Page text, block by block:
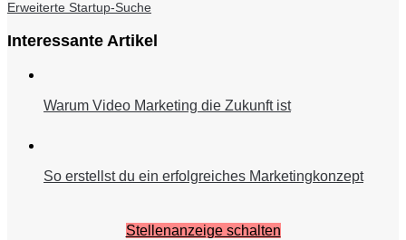
Erweiterte Startup-Suche
Interessante Artikel
Warum Video Marketing die Zukunft ist
So erstellst du ein erfolgreiches Marketingkonzept
Stellenanzeige schalten